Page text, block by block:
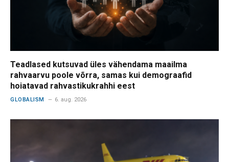
Teadlased kutsuvad üles vähendama maailma
rahvaarvu poole võrra, samas kui demograafid
hoiatavad rahvastikukrahhi eest
GLOBALISM 6. aug. 2026